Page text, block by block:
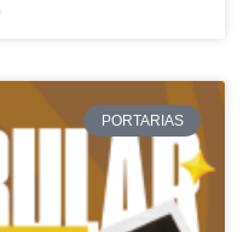
PORTARIAS